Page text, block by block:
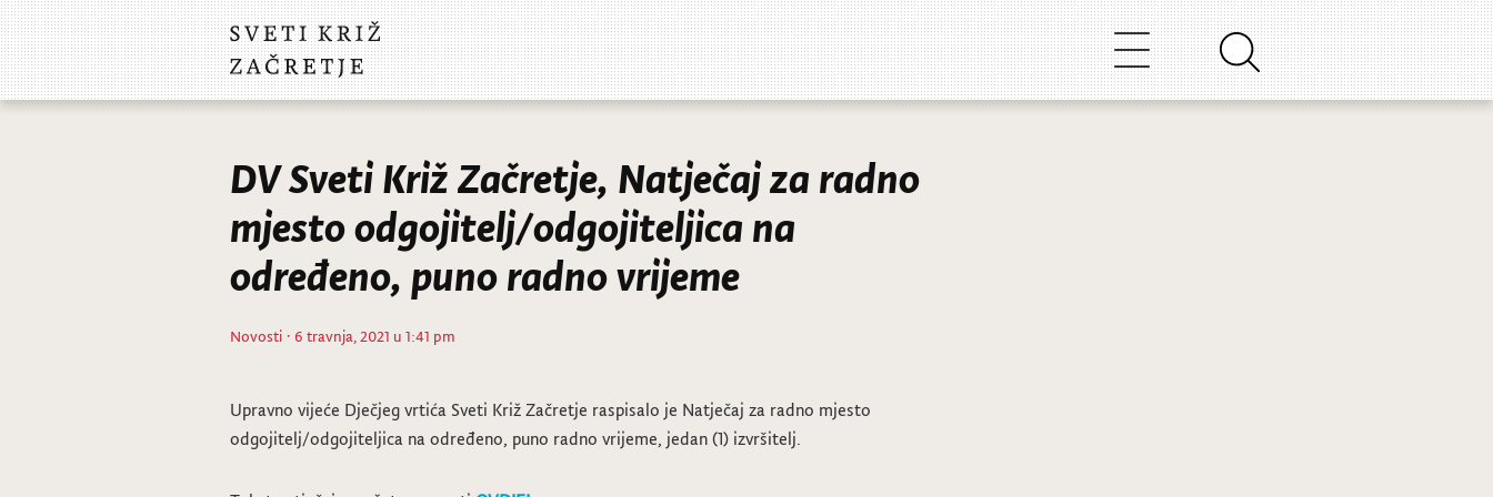
DV Sveti Križ Začretje, Natječaj za radno
mjesto odgojitelj/odgojiteljica na
određeno, puno radno vrijeme
Novosti · 6 travnja, 2021 u 1:41 pm
Upravno vijeće Dječjeg vrtića Sveti Križ Začretje raspisalo je Natječaj za radno mjesto
odgojitelj/odgojiteljica na određeno, puno radno vrijeme, jedan (1) izvršitelj.